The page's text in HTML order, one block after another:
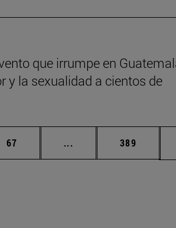
que irrumpe en
y la sexualidad a cientos de
Página
67 ... Páginas intermedias
Página
389